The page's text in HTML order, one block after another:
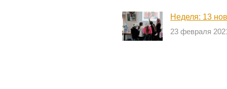
Неделя: 13
23 февраля